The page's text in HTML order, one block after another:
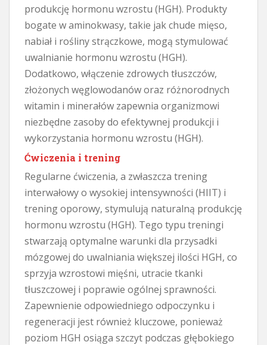
produkcję hormonu wzrostu (HGH). Produkty
bogate w aminokwasy, takie jak chude mięso,
nabiał i rośliny strączkowe, mogą stymulować
uwalnianie hormonu wzrostu (HGH).
Dodatkowo, włączenie zdrowych tłuszczów,
złożonych węglowodanów oraz różnorodnych
witamin i minerałów zapewnia organizmowi
niezbędne zasoby do efektywnej produkcji i
wykorzystania hormonu wzrostu (HGH).
Ćwiczenia i trening
Regularne ćwiczenia, a zwłaszcza trening
interwałowy o wysokiej intensywności (HIIT) i
trening oporowy, stymulują naturalną produkcję
hormonu wzrostu (HGH). Tego typu treningi
stwarzają optymalne warunki dla przysadki
mózgowej do uwalniania większej ilości HGH, co
sprzyja wzrostowi mięśni, utracie tkanki
tłuszczowej i poprawie ogólnej sprawności.
Zapewnienie odpowiedniego odpoczynku i
regeneracji jest również kluczowe, ponieważ
poziom HGH osiąga szczyt podczas głębokiego